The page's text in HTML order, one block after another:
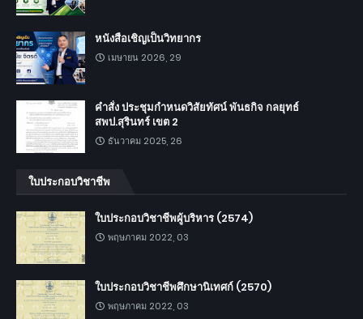
หนังสือเชิญเป็นวิทยากร
เมษายน 2026, 29
คำสั่ง ประชุมกำหนดวิสัยทัศน์ พันธกิจ กลยุทธ์
สพป.สุรินทร์ เขต 2
ธันวาคม 2025, 26
ใบประกอบวิชาชีพ
ใบประกอบวิชาชีพผู้บริหาร (2574)
พฤษภาคม 2022, 03
ใบประกอบวิชาชีพศึกษานิเทศก์ (2570)
พฤษภาคม 2022, 03